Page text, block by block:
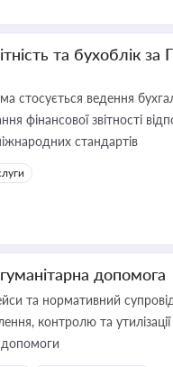
та бухоблік
стосується ведення
фінансової звітності
стандартів
допомога
та нормативний
контролю та утилізації
допомоги